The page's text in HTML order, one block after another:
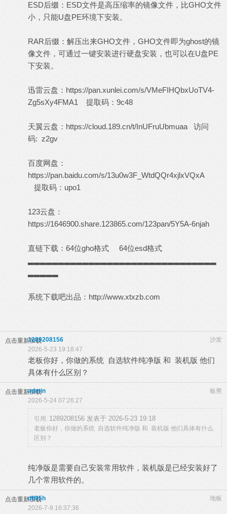
ESD后缀：ESD文件是高压缩率的镜像文件，比GHO文件
小，只能U盘PE环境下安装。
RAR后缀：解压出来GHO文件，GHO文件即为ghost的镜
像文件，可通过一键安装进行硬盘安装，也可以在U盘PE
下安装。
迅雷云盘： https://pan.xunlei.com/s/VMeFIHQbxUoTV4-
Zg5sXy4FMA1 提取码：9c48
天翼云盘： https://cloud.189.cn/t/InUFruUbmuaa 访问
码: z2gv
百度网盘：
https://pan.baidu.com/s/13u0w3F_WtdQQr4xjlxVQxA
提取码：upo1
123云盘：
https://1646900.share.123865.com/123pan/5Y5A-6njah
直链下载： 64位gho格式
64位esd格式
系统下载吧出品： http://www.xtxzb.com
点击重新加载 沙发
1289208156
2026-5-23 19:18:47
老板你好，你做的系统 自选软件纯净版 和 装机版 他们
具体有什么区别？
点击重新加载 板凳
admin
2026-5-24 07:26:27
引用: 1289208156 发表于 2026-5-23 19:18
老板你好，你做的系统 自选软件纯净版 和 装机版 他们具体有什么
区别？
纯净版是需要自己安装常用软件，装机版是已经安装好了
几个常用软件的。
点击重新加载 地板
dfl95h
2026-7-9 16:37:36